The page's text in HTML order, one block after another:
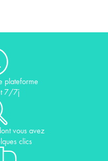
plateforme
7/7j
vous avez
clics